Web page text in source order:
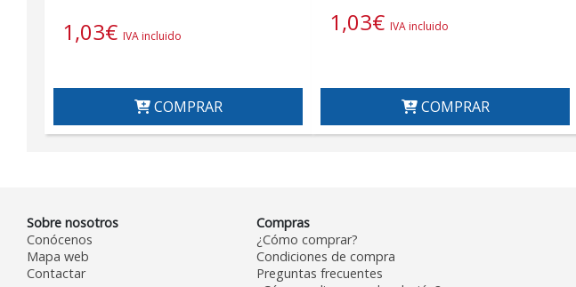
1,03€ IVA incluido
COMPRAR
1,03€ IVA incluido
COMPRAR
Sobre nosotros
Conócenos
Mapa web
Contactar
Compras
¿Cómo comprar?
Condiciones de compra
Preguntas frecuentes